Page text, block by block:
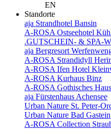
EN
Standorte
aja Strandhotel Bansin
A-ROSA Ostseehotel
.GUTSCHEIN- & SPA-
aja Bergresort
A-ROSA Strandidyll
A-ROSA Ifen Hotel
A-ROSA Kurhaus Binz
A-ROSA Gothisches Haus
aja Fürstenhaus Achensee
Urban Nature St. Peter-
Urban Nature Bad Gastein
A-ROSA Collection